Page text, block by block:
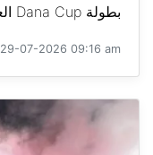
بطولة Dana Cup العالمية في الدنمارك لفئة...
29-07-2026 09:16 am